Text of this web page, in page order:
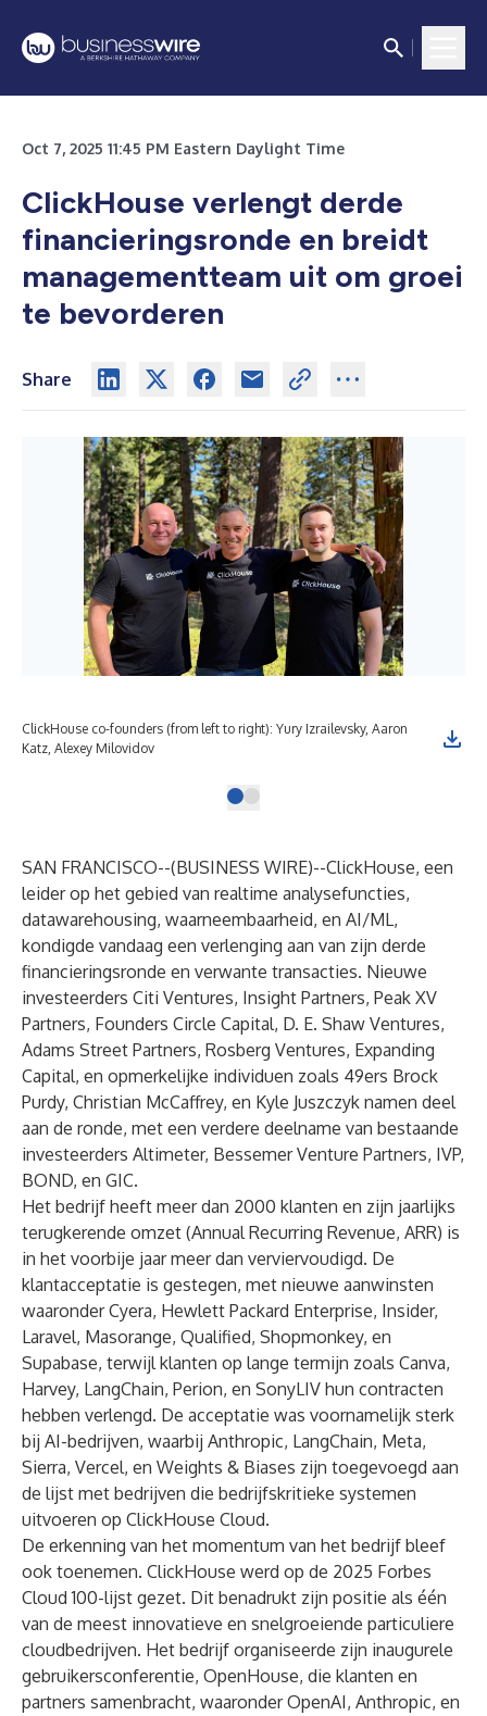
Oct 7, 2025 11:45 PM Eastern Daylight Time
ClickHouse verlengt derde
financieringsronde en breidt
managementteam uit om groei
te bevorderen
Share
ClickHouse co-founders (from left to right): Yury Izrailevsky, Aaron
Katz, Alexey Milovidov
SAN FRANCISCO--(BUSINESS WIRE)--ClickHouse, een
leider op het gebied van realtime analysefuncties,
datawarehousing, waarneembaarheid, en AI/ML,
kondigde vandaag een verlenging aan van zijn derde
financieringsronde en verwante transacties. Nieuwe
investeerders Citi Ventures, Insight Partners, Peak XV
Partners, Founders Circle Capital, D. E. Shaw Ventures,
Adams Street Partners, Rosberg Ventures, Expanding
Capital, en opmerkelijke individuen zoals 49ers Brock
Purdy, Christian McCaffrey, en Kyle Juszczyk namen deel
aan de ronde, met een verdere deelname van bestaande
investeerders Altimeter, Bessemer Venture Partners, IVP,
BOND, en GIC.
Het bedrijf heeft meer dan 2000 klanten en zijn jaarlijks
terugkerende omzet (Annual Recurring Revenue, ARR) is
in het voorbije jaar meer dan verviervoudigd. De
klantacceptatie is gestegen, met nieuwe aanwinsten
waaronder Cyera, Hewlett Packard Enterprise, Insider,
Laravel, Masorange, Qualified, Shopmonkey, en
Supabase, terwijl klanten op lange termijn zoals Canva,
Harvey, LangChain, Perion, en SonyLIV hun contracten
hebben verlengd. De acceptatie was voornamelijk sterk
bij AI-bedrijven, waarbij Anthropic, LangChain, Meta,
Sierra, Vercel, en Weights & Biases zijn toegevoegd aan
de lijst met bedrijven die bedrijfskritieke systemen
uitvoeren op ClickHouse Cloud.
De erkenning van het momentum van het bedrijf bleef
ook toenemen. ClickHouse werd op de 2025 Forbes
Cloud 100-lijst gezet. Dit benadrukt zijn positie als één
van de meest innovatieve en snelgroeiende particuliere
cloudbedrijven. Het bedrijf organiseerde zijn inaugurele
gebruikersconferentie, OpenHouse, die klanten en
partners samenbracht, waaronder OpenAI, Anthropic, en